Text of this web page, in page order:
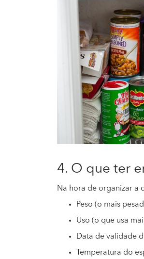
4. O que ter
Na hora de organizar a
Peso (o mais
Uso (o que usa
Data de validade
Temperatura do